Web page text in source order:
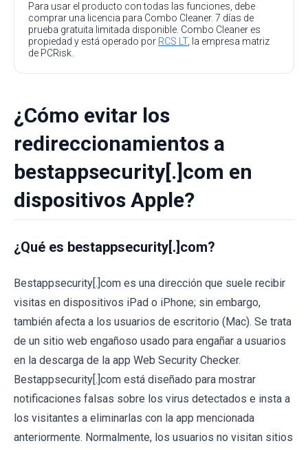
Para usar el producto con todas las funciones, debe
comprar una licencia para Combo Cleaner. 7 días de
prueba gratuita limitada disponible. Combo Cleaner es
propiedad y está operado por RCS LT, la empresa matriz
de PCRisk.
¿Cómo evitar los
redireccionamientos a
bestappsecurity[.]com en
dispositivos Apple?
¿Qué es bestappsecurity[.]com?
Bestappsecurity[.]com es una dirección que suele recibir
visitas en dispositivos iPad o iPhone; sin embargo,
también afecta a los usuarios de escritorio (Mac). Se trata
de un sitio web engañoso usado para engañar a usuarios
en la descarga de la app Web Security Checker.
Bestappsecurity[.]com está diseñado para mostrar
notificaciones falsas sobre los virus detectados e insta a
los visitantes a eliminarlas con la app mencionada
anteriormente. Normalmente, los usuarios no visitan sitios